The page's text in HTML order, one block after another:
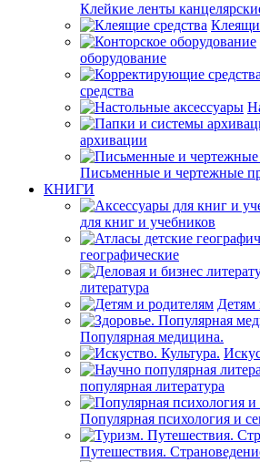
Клейкие ленты
оборудование
средства
архивации
Письменные и чертежные
КНИГИ
для книг и учебников
географические
литература
Детям
Популярная медицина.
популярная литература
Популярная психология и
Путешествия.